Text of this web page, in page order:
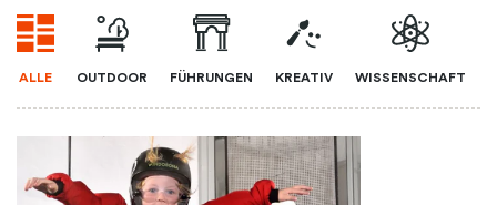
ALLE OUTDOOR FÜHRUNGEN KREATIV WISSENSCHAFT